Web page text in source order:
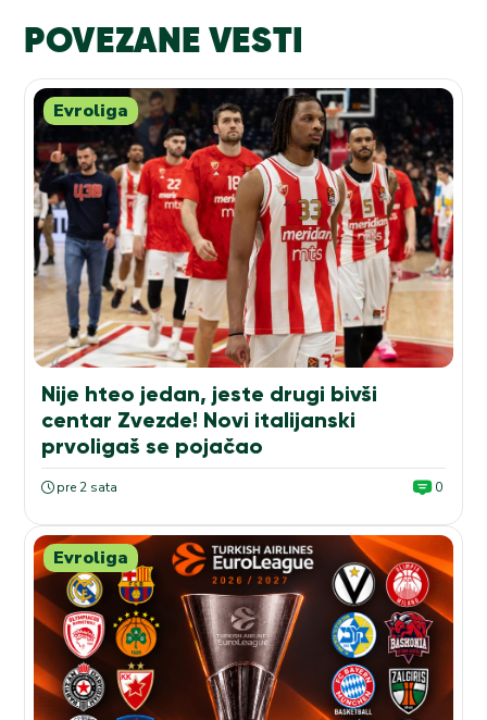
POVEZANE VESTI
Evroliga
Nije hteo jedan, jeste drugi bivši
centar Zvezde! Novi italijanski
prvoligaš se pojačao
pre 2 sata 0
Evroliga